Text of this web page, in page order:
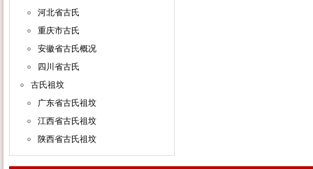
河北省古氏
重庆市古氏
安徽省古氏概况
四川省古氏
古氏祖坟
广东省古氏祖坟
江西省古氏祖坟
陕西省古氏祖坟